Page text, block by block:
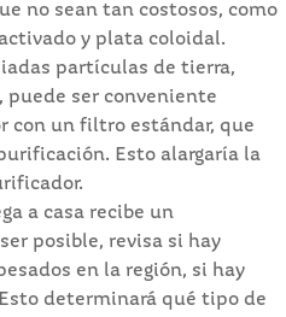
no sean tan costosos, como
y plata coloidal.
partículas de tierra,
puede ser conveniente
con un filtro estándar, que
Esto alargaría la
a casa recibe un
posible, revisa si hay
en la región, si hay
determinará qué tipo de